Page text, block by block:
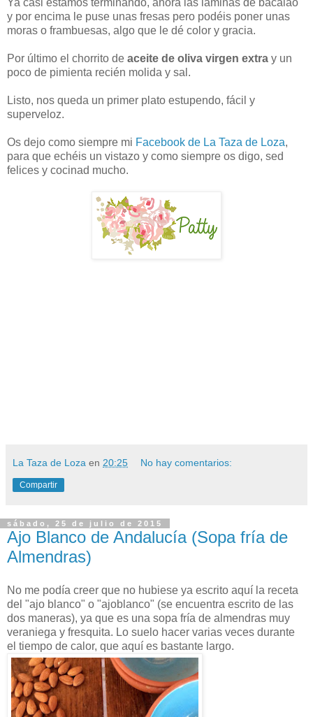
Ya casi estamos terminando, ahora lás láminas de bacalao
y por encima le puse unas fresas pero podéis poner unas
moras o frambuesas, algo que le dé color y gracia.
Por último el chorrito de aceite de oliva virgen extra y un
poco de pimienta recién molida y sal.
Listo, nos queda un primer plato estupendo, fácil y
superveloz.
Os dejo como siempre mi Facebook de La Taza de Loza,
para que echéis un vistazo y como siempre os digo, sed
felices y cocinad mucho.
La Taza de Loza en 20:25 No hay comentarios:
Compartir
sábado, 25 de julio de 2015
Ajo Blanco de Andalucía (Sopa fría de
Almendras)
No me podía creer que no hubiese ya escrito aquí la receta
del "ajo blanco" o "ajoblanco" (se encuentra escrito de las
dos maneras), ya que es una sopa fría de almendras muy
veraniega y fresquita. Lo suelo hacer varias veces durante
el tiempo de calor, que aquí es bastante largo.